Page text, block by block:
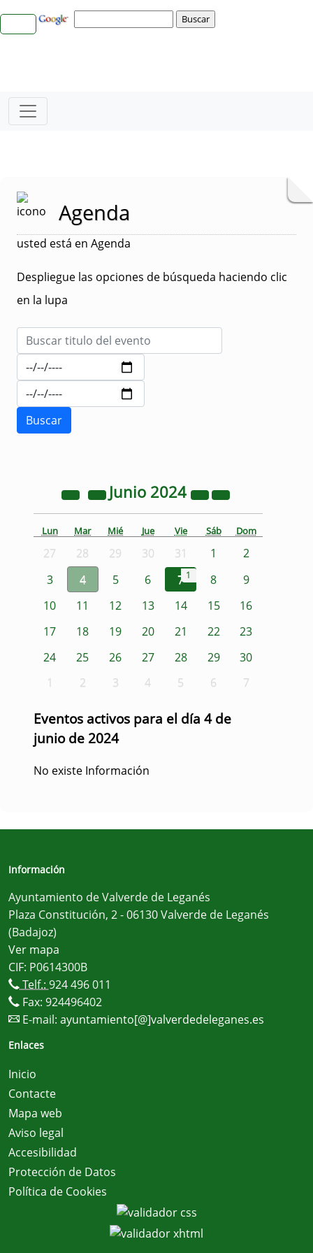
Agenda
usted está en Agenda
Despliegue las opciones de búsqueda haciendo clic
en la lupa
Junio 2024
Lun Mar Mié Jue Vie Sáb Dom
27 28 29 30 31 1
2
3
4 5 6 7 1 8
9
10
11 12 13 14 15
16
17
18 19 20 21 22
23
24
25 26 27 28 29
30
1
2 3 4 5 6 7
Eventos activos para el día 4 de
junio de 2024
No existe Información
Información
Ayuntamiento de Valverde de Leganés
Plaza Constitución, 2 - 06130 Valverde de Leganés
(Badajoz)
Ver mapa
CIF: P0614300B
Telf.: 924 496 011
Fax: 924496402
E-mail: ayuntamiento[@]valverdedeleganes.es
Enlaces
Inicio
Contacte
Mapa web
Aviso legal
Accesibilidad
Protección de Datos
Política de Cookies